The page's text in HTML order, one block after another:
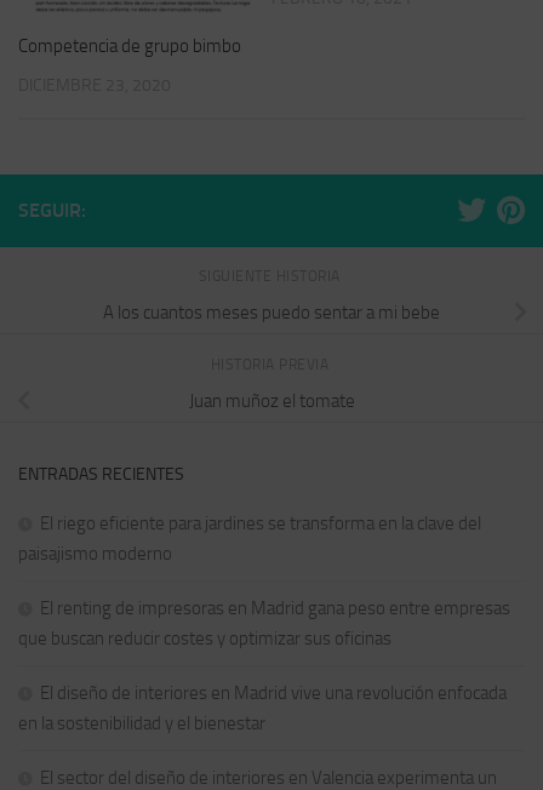
Competencia de grupo bimbo
SEGUIR:
A los cuantos meses puedo sentar a mi bebe
Juan muñoz el tomate
ENTRADAS RECIENTES
El riego eficiente para jardines se transforma en la clave del
paisajismo moderno
El renting de impresoras en Madrid gana peso entre empresas
que buscan reducir costes y optimizar sus oficinas
El diseño de interiores en Madrid vive una revolución enfocada
en la sostenibilidad y el bienestar
El sector del diseño de interiores en Valencia experimenta un